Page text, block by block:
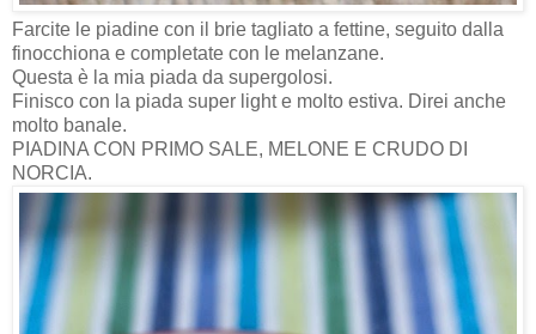
Farcite le piadine con il brie tagliato a fettine, seguito dalla
finocchiona e completate con le melanzane.
Questa è la mia piada da supergolosi.
Finisco con la piada super light e molto estiva. Direi anche
molto banale.
PIADINA CON PRIMO SALE, MELONE E CRUDO DI
NORCIA.